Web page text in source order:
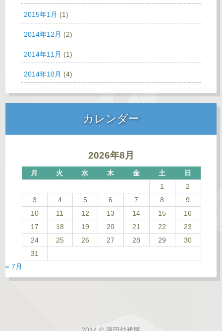
2015年1月 (1)
2014年12月 (2)
2014年11月 (1)
2014年10月 (4)
カレンダー
2026年8月
月 火 水 木 金 土
日
1
2
3
4 5 6 7 8
9
10
11 12 13 14 15
16
17
18 19 20 21 22
23
24
25 26 27 28 29
30
31
« 7月